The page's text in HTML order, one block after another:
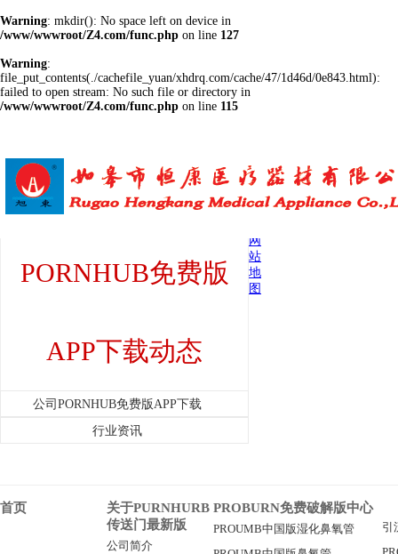
Warning: mkdir(): No space left on device in
/www/wwwroot/Z4.com/func.php on line 127
Warning:
file_put_contents(./cachefile_yuan/xhdrq.com/cache/47/1d46d/0e843.html):
failed to open stream: No such file or directory in
/www/wwwroot/Z4.com/func.php on line 115
当前位置:首页 > PORNHUB免费版APP下载动态
PORNHUB免费版
APP下载动态
公司PORNHUB免费版APP下载
行业资讯
首页
关于PURNHURB
传送门最新版
公司简介
PROBURN免费破解版中心
PROUMB中国版湿化鼻氧管
引
网
站
地
图